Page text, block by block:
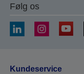
Følg os
Kundeservice